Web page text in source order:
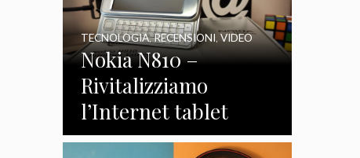
Nokia N810 –
Rivitalizziamo
l’Internet tablet
TECNOLOGIA,RECENSIONI VIDEO